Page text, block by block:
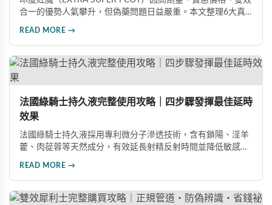
合一的優勢人氣攀升，但偽藥問題日益嚴重。本文整理6大真
READ MORE →
法國綠騎士持久液完整使用攻略｜四步驟發揮最佳延時
效果
法國綠騎士持久液採用專利微分子滲透技術，含有鎖陽、淫羊
藿、肉蓯蓉等天然成分，有效延長射精反射時間並降低敏感
READ MORE →